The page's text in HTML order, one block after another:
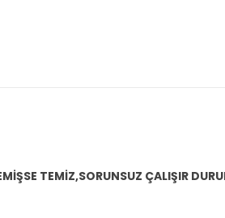
TEMİZ,SORUNSUZ ÇALIŞIR